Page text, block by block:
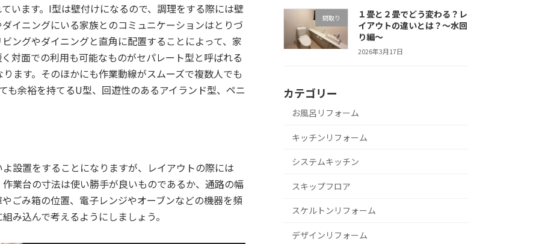
います。I型は壁付けになるので、調理をする際には壁
イニングにいる家族とのコミュニケーションはとりづ
ングやダイニングと直角に配置することによって、家
対面での利用も可能なものがセパレート型と呼ばれる
ます。そのほかにも作業動線がスムーズで複数人でも
余裕を持てるU型、回遊性のあるアイランド型、ペニ
設置をすることになりますが、レイアウトの際には
業台の寸法は使い勝手が良いものであるか、通路の幅
ごみ箱の位置、電子レンジやオーブンなどの機器を頻
み込んで考えるようにしましょう。
間取り
１畳と２畳でどう変わる？レ
イアウトの違いとは？～水回
り編～
2026年3月17日
カテゴリー
お風呂リフォーム
キッチンリフォーム
システムキッチン
スキップフロア
スケルトンリフォーム
デザインリフォーム